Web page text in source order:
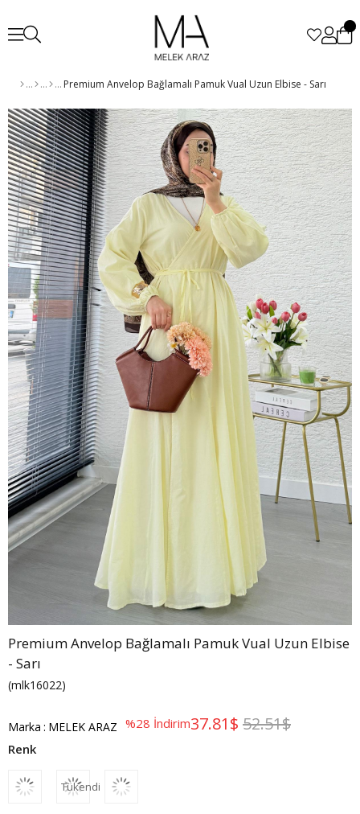
Premium Anvelop Bağlamalı Pamuk Vual Uzun Elbise - Sarı
Premium Anvelop Bağlamalı Pamuk Vual Uzun Elbise
- Sarı
(mlk16022)
Marka : MELEK ARAZ %28 İndirim 52.51$
37.81$
Tükendi